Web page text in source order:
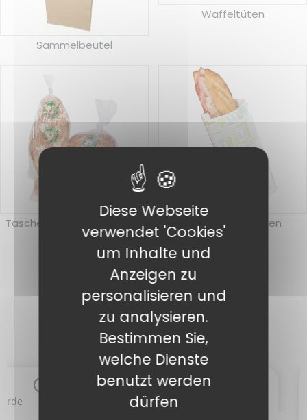
Sammelbeutel
Waffeltüten
Taschen für geschnittenes
Brot
Sandwich-Taschen
Diese Webseite
verwendet 'Cookies'
um Inhalte und
Anzeigen zu
personalisieren und
zu analysieren.
Bestimmen Sie,
welche Dienste
benutzt werden
dürfen